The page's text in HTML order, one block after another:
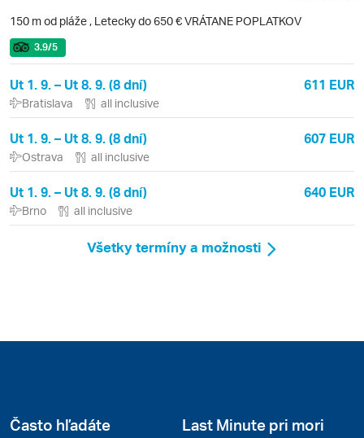
150 m od pláže , Letecky do 650 € VRÁTANE POPLATKOV
3.9/5
Ut 1. 9. – Ut 8. 9. (8 dní) 611 EUR
Bratislava all inclusive
Ut 1. 9. – Ut 8. 9. (8 dní) 607 EUR
Ostrava all inclusive
Ut 1. 9. – Ut 8. 9. (8 dní) 640 EUR
Brno all inclusive
Všetky termíny a možnosti
Často hľadáte Last Minute pri mori